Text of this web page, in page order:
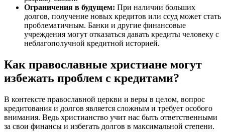
Ограничения в будущем: При наличии больших
долгов, получение новых кредитов или ссуд может стать
проблематичным. Банки и другие финансовые
учреждения могут отказаться давать кредиты человеку с
неблагополучной кредитной историей.
Как православные христиане могут
избежать проблем с кредитами?
В контексте православной церкви и веры в целом, вопрос
кредитования и долгов является сложным и требует особого
внимания. Ведь христианство учит нас быть ответственными
за свои финансы и избегать долгов в максимальной степени.